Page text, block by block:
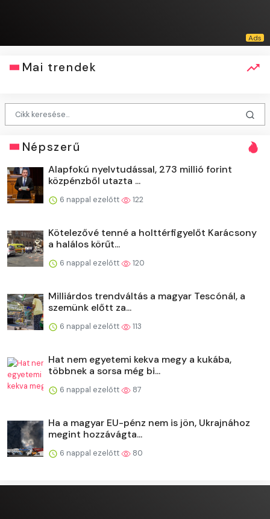
Mai trendek
Népszerű
Alapfokú nyelvtudással, 273 millió forint
közpénzből utazta ...
6 nappal ezelőtt 122
Kötelezővé tenné a holttérfigyelőt Karácsony
a halálos körűt...
6 nappal ezelőtt 120
Milliárdos trendváltás a magyar Tescónál, a
szemünk előtt za...
6 nappal ezelőtt 113
Hat nem egyetemi kekva megy a kukába,
többnek a sorsa még bi...
6 nappal ezelőtt 87
Ha a magyar EU-pénz nem is jön, Ukrajnához
megint hozzávágta...
6 nappal ezelőtt 80